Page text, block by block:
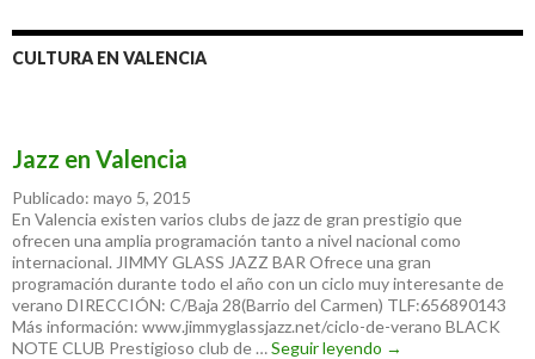
CULTURA EN VALENCIA
Jazz en Valencia
Publicado: mayo 5, 2015
En Valencia existen varios clubs de jazz de gran prestigio que
ofrecen una amplia programación tanto a nivel nacional como
internacional. JIMMY GLASS JAZZ BAR Ofrece una gran
programación durante todo el año con un ciclo muy interesante de
verano DIRECCIÓN: C/Baja 28(Barrio del Carmen) TLF:656890143
Más información: www.jimmyglassjazz.net/ciclo-de-verano BLACK
NOTE CLUB Prestigioso club de …Seguir leyendo Jazz en Valencia
→